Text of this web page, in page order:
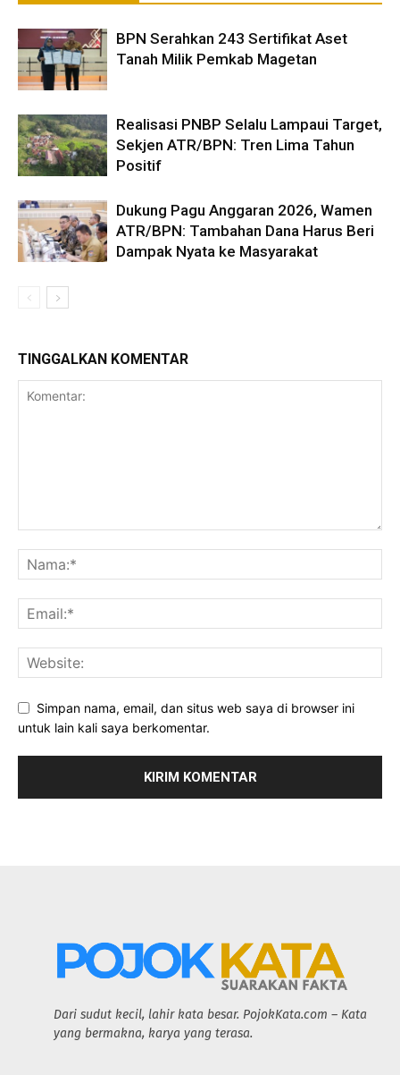
BPN Serahkan 243 Sertifikat Aset
Tanah Milik Pemkab Magetan
Realisasi PNBP Selalu Lampaui Target,
Sekjen ATR/BPN: Tren Lima Tahun
Positif
Dukung Pagu Anggaran 2026, Wamen
ATR/BPN: Tambahan Dana Harus Beri
Dampak Nyata ke Masyarakat
TINGGALKAN KOMENTAR
Simpan nama, email, dan situs web saya di browser ini
untuk lain kali saya berkomentar.
Dari sudut kecil, lahir kata besar. PojokKata.com – Kata
yang bermakna, karya yang terasa.